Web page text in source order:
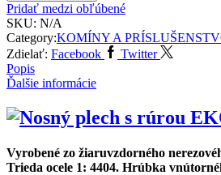
Pridať medzi obľúbené
SKU: N/A
Category:KOMÍNY A
Zdielať: Facebook
Twitter
Popis
Ďalšie informácie
Vyrobené zo žiaruvzdorného
Trieda ocele 1: 4404. Hrúbka